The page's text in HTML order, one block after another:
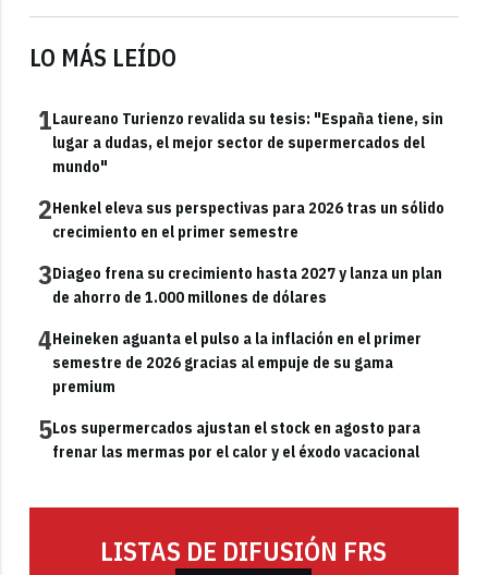
LO MÁS LEÍDO
1Laureano Turienzo revalida su tesis: "España tiene, sin
lugar a dudas, el mejor sector de supermercados del
mundo"
2Henkel eleva sus perspectivas para 2026 tras un sólido
crecimiento en el primer semestre
3Diageo frena su crecimiento hasta 2027 y lanza un plan
de ahorro de 1.000 millones de dólares
4Heineken aguanta el pulso a la inflación en el primer
semestre de 2026 gracias al empuje de su gama
premium
5Los supermercados ajustan el stock en agosto para
frenar las mermas por el calor y el éxodo vacacional
LISTAS DE DIFUSIÓN FRS